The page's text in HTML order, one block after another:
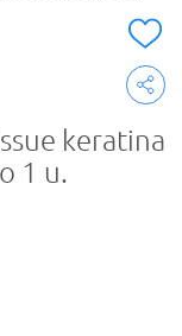
keratina
1 u.